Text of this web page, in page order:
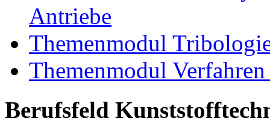
Antriebe
Themenmodul
Themenmodul
Berufsfeld